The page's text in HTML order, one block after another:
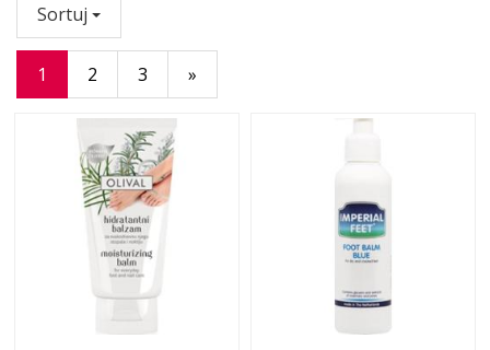
Sortuj
1 2 3 »